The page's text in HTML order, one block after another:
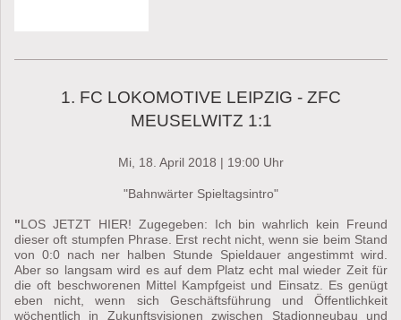
1. FC LOKOMOTIVE LEIPZIG - ZFC
MEUSELWITZ 1:1
Mi, 18. April 2018 | 19:00 Uhr
"Bahnwärter Spieltagsintro"
"LOS JETZT HIER! Zugegeben: Ich bin wahrlich kein Freund
dieser oft stumpfen Phrase. Erst recht nicht, wenn sie beim Stand
von 0:0 nach ner halben Stunde Spieldauer angestimmt wird.
Aber so langsam wird es auf dem Platz echt mal wieder Zeit für
die oft beschworenen Mittel Kampfgeist und Einsatz. Es genügt
eben nicht, wenn sich Geschäftsführung und Öffentlichkeit
wöchentlich in Zukunftsvisionen zwischen Stadionneubau und